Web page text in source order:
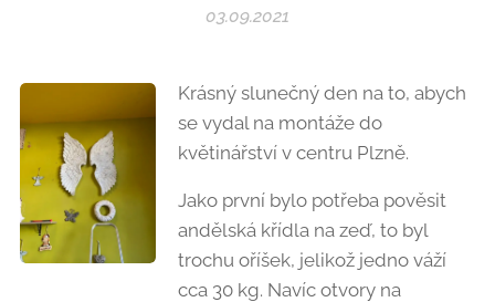
03.09.2021
Krásný slunečný den na to, abych
se vydal na montáže do
květinářství v centru Plzně.
Jako první bylo potřeba pověsit
andělská křídla na zeď, to byl
trochu oříšek, jelikož jedno váží
cca 30 kg. Navíc otvory na